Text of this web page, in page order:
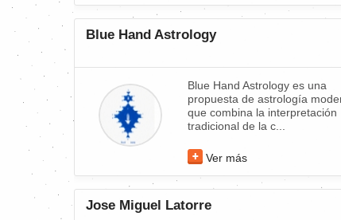
Blue Hand Astrology
Blue Hand Astrology es una
propuesta de astrología
que combina la interpretación
tradicional de la c...
Ver más
Jose Miguel Latorre